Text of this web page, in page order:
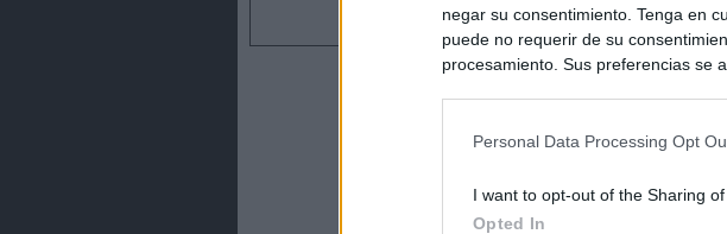
negar su consentimiento. Tenga en
puede no requerir de su
procesamiento. Sus preferencias se
Personal Data Processing Opt
I want to opt-out of the Sharing
Opted In